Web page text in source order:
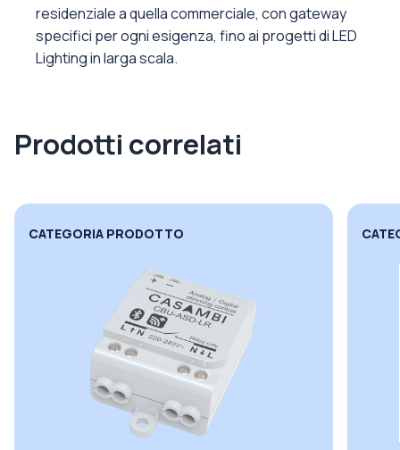
residenziale a quella commerciale, con gateway
specifici per ogni esigenza, fino ai progetti di LED
Lighting in larga scala.
Prodotti correlati
CATEGORIA PRODOTTO